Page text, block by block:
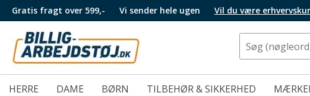
Gratis fragt over 599,- Vi sender hele ugen Vil du være
HERRE DAME BØRN TILBEHØR & SIKKERHED